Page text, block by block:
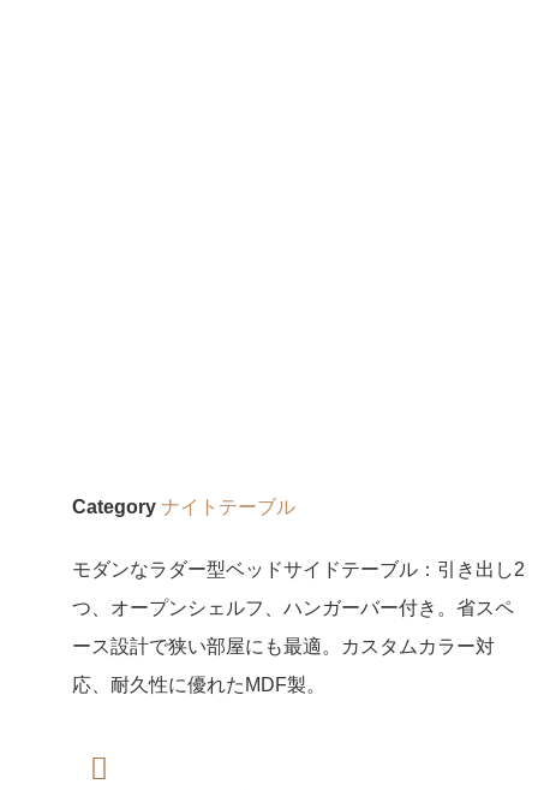
Category ナイトテーブル
モダンなラダー型ベッドサイドテーブル：引き出し2
つ、オープンシェルフ、ハンガーバー付き。省スペ
ース設計で狭い部屋にも最適。カスタムカラー対
応、耐久性に優れたMDF製。